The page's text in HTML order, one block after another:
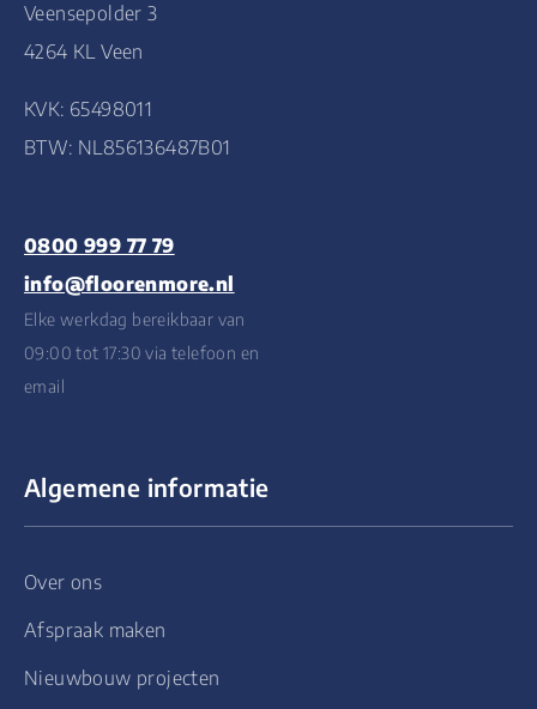
Veensepolder 3
4264 KL Veen
KVK: 65498011
BTW: NL856136487B01
0800 999 77 79
info@floorenmore.nl
Elke werkdag bereikbaar van
09:00 tot 17:30 via telefoon en
email
Algemene informatie
Over ons
Afspraak maken
Nieuwbouw projecten